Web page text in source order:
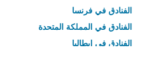
الفنادق في فرنسا
الفنادق في المملكة المتحدة
الفنادق في إيطاليا